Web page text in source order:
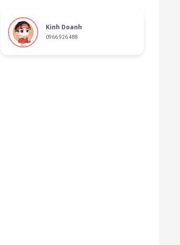
Kinh Doanh
0966 926 488